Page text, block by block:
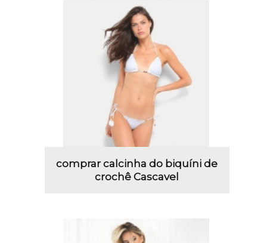
comprar calcinha do biquíni de
crochê Cascavel